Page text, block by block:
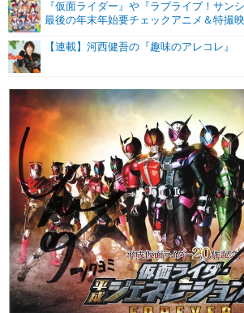
『仮面ライダー』や『ラブライブ！サン
最後の年末年始要チェックアニメ＆特撮
【連載】河西健吾の『趣味のアレコレ』